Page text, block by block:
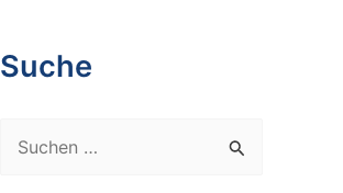
Suche